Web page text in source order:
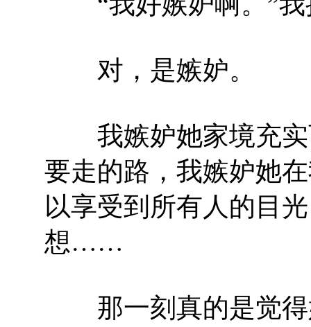
对，是嫉妒。
我嫉妒她家境充实
要走的路，我嫉妒她
以享受到所有人的目
想……
那一刻真的是觉得